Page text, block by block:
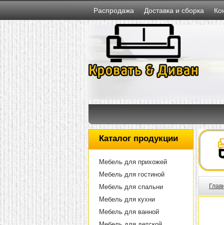
Распродажа Доставка и сборка
Каталог продукции
Мебель для прихожей
Мебель для гостиной
Мебель для спальни
Мебель для кухни
Мебель для ванной